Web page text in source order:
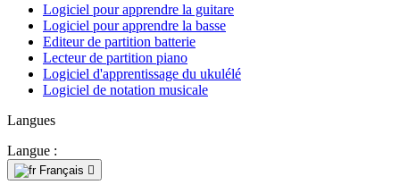
Logiciel pour apprendre la guitare
Logiciel pour apprendre la basse
Editeur de partition batterie
Lecteur de partition piano
Logiciel d'apprentissage du ukulélé
Logiciel de notation musicale
Langues
Langue :
Français 